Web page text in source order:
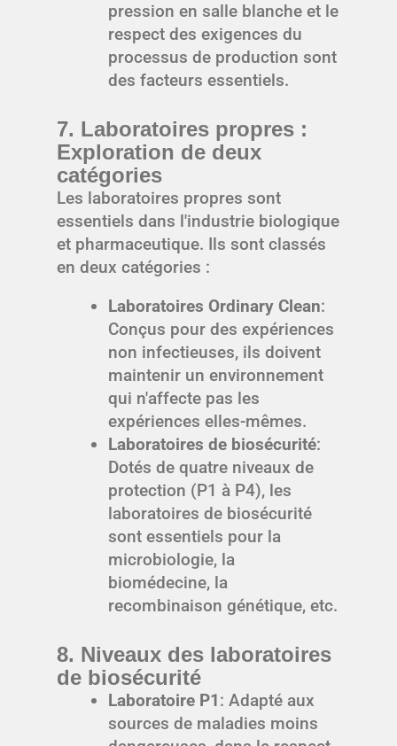
pression en salle blanche et le
respect des exigences du
processus de production sont
des facteurs essentiels.
7. Laboratoires propres :
Exploration de deux
catégories
Les laboratoires propres sont
essentiels dans l'industrie biologique
et pharmaceutique. Ils sont classés
en deux catégories :
Laboratoires Ordinary Clean:
Conçus pour des expériences
non infectieuses, ils doivent
maintenir un environnement
qui n'affecte pas les
expériences elles-mêmes.
Laboratoires de biosécurité:
Dotés de quatre niveaux de
protection (P1 à P4), les
laboratoires de biosécurité
sont essentiels pour la
microbiologie, la
biomédecine, la
recombinaison génétique, etc.
8. Niveaux des laboratoires
de biosécurité
Laboratoire P1: Adapté aux
sources de maladies moins